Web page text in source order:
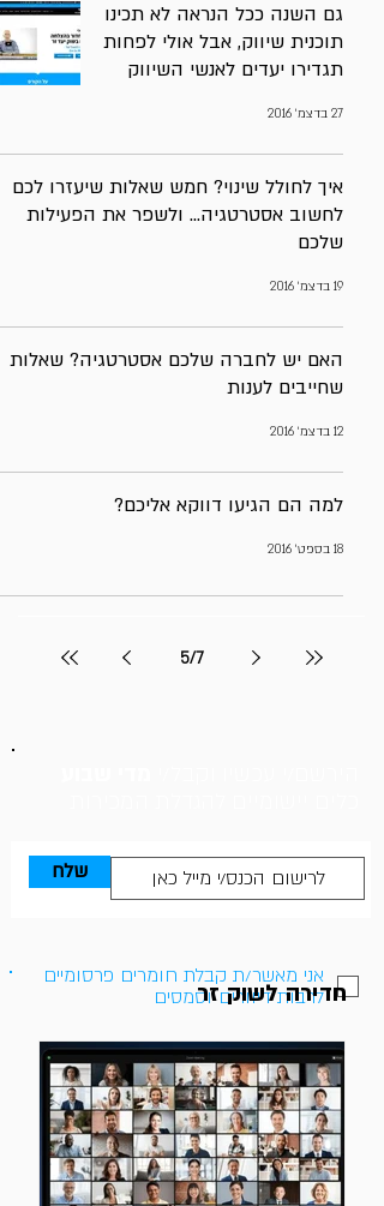
גם השנה ככל הנראה לא תכינו
תוכנית שיווק, אבל אולי לפחות
תגדירו יעדים לאנשי השיווק
27 בדצמ׳ 2016
איך לחולל שינוי? חמש שאלות שיעזרו לכם
לחשוב אסטרטגיה… ולשפר את הפעילות
שלכם
19 בדצמ׳ 2016
האם יש לחברה שלכם אסטרטגיה? שאלות
שחייבים לענות
12 בדצמ׳ 2016
למה הם הגיעו דווקא אליכם?
18 בספט׳ 2016
5/7
שלח
אני מאשר/ת קבלת חומרים פרסומיים
לרבות דיוורים וסמסים
חדירה לשוק זר